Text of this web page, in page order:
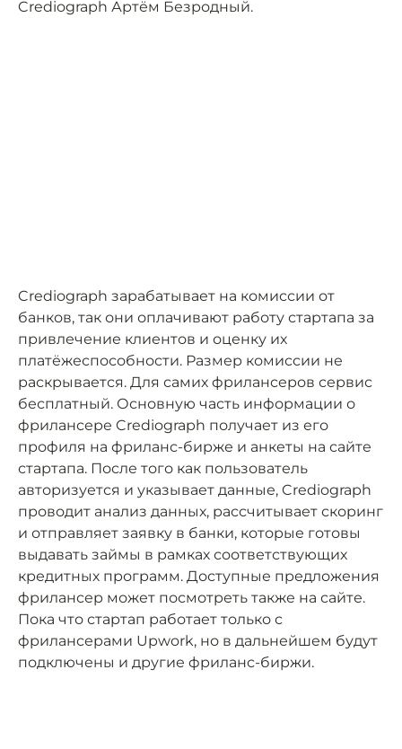
Crediograph Артём Безродный.
Crediograph зарабатывает на комиссии от
банков, так они оплачивают работу стартапа за
привлечение клиентов и оценку их
платёжеспособности. Размер комиссии не
раскрывается. Для самих фрилансеров сервис
бесплатный. Основную часть информации о
фрилансере Crediograph получает из его
профиля на фриланс-бирже и анкеты на сайте
стартапа. После того как пользователь
авторизуется и указывает данные, Crediograph
проводит анализ данных, рассчитывает скоринг
и отправляет заявку в банки, которые готовы
выдавать займы в рамках соответствующих
кредитных программ. Доступные предложения
фрилансер может посмотреть также на сайте.
Пока что стартап работает только с
фрилансерами Upwork, но в дальнейшем будут
подключены и другие фриланс-биржи.